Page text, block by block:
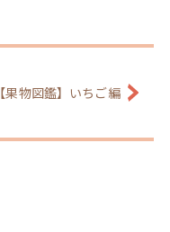
【果物図鑑】いちご編